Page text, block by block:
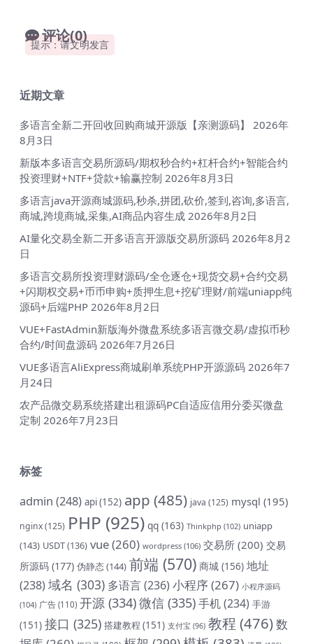
评论(0)
提示：请文明发言
近期文章
多语言全新二开回收回购商城开源版【亲测源码】
2026年
8月3日
新版本多语言交易所源码/期权秒合约+杠杆合约+智能合约
投资理财+NTF+贷款+输赢控制 2026年8月3日
多语言java开源商城源码,秒杀,拼团,砍价,签到,咨询,多语言,
商城,跨境商城,采集,AI商品内容生成 2026年8月2日
AI量化交易全新二开多语言开源版交易所源码 2026年8月2
日
多语言交易所投资理财源码/全仓逐仓+现货交易+合约交易
+闪期权交易+币币申购+质押生息+挖矿理财/前端uniapp纯
源码+后端PHP 2026年8月2日
VUE+FastAdmin新版海外微盘系统多语言微交易/虚拟币秒
合约/时间盘源码 2026年7月26日
VUE多语言AliExpress商城刷单系统PHP开源源码 2026年7
月24日
农产品微交易系统搭建出租源码PC自适应信用分委买微盘
定制 2026年7月23日
标签
admin (248) api(152) app (485) java (125) mysql (195)
nginx(125) PHP (925) qq (163) Thinkphp (102) uniapp
(143) USDT(136) vue(260) wordpress (106) 交易所 (200) 交易
所源码 (177) 伪静态(144) 前端 (570) 商城 (156) 地址
(238)域名 (303) 多语言(236) 小程序(267) 小程序源码
(104) 广告 (110) 开源 (334)微信 (335)手机(234) 手游
(151) 接口 (325) 搭建教程 (151) 支付宝 (96) 教程 (476)数